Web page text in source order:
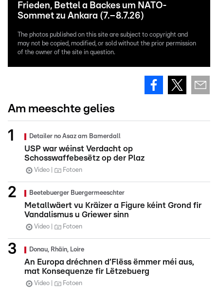
Frieden, Bettel a Backes um NATO-
Sommet zu Ankara (7.–8.7.26)
The photos published on this site are subject to copyright and
may not be copied, modified, or sold without the prior permission
of the owner of the site in question.
Am meeschte gelies
Detailer no Asaz am Bamerdall
USP war wéinst Verdacht op
Schosswaffebesëtz op der Plaz
Video Fotoen
Beetebuerger Buergermeeschter
Metallwäert vu Kräizer a Figure kéint Grond fir
Vandalismus u Griewer sinn
Video Fotoen
Donau, Rhäin, Loire
An Europa dréchnen d’Flëss ëmmer méi aus,
mat Konsequenze fir Lëtzebuerg
Video Fotoen